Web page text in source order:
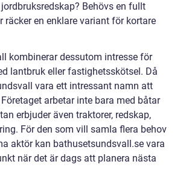
Behövs en fullt
räcker en enklare variant för kortare
kombinerar dessutom intresse för
lantbruk eller fastighetsskötsel. Då
vara ett intressant namn att
arbetar inte bara med båtar
erbjuder även traktorer, redskap,
För den som vill samla flera behov
aktör kan bathusetsundsvall.se vara
när det är dags att planera nästa